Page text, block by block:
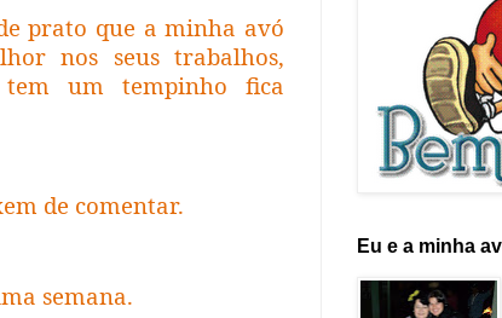
prato que a minha avó
nos seus trabalhos,
um tempinho fica
de comentar.
semana.
Eu e a minha